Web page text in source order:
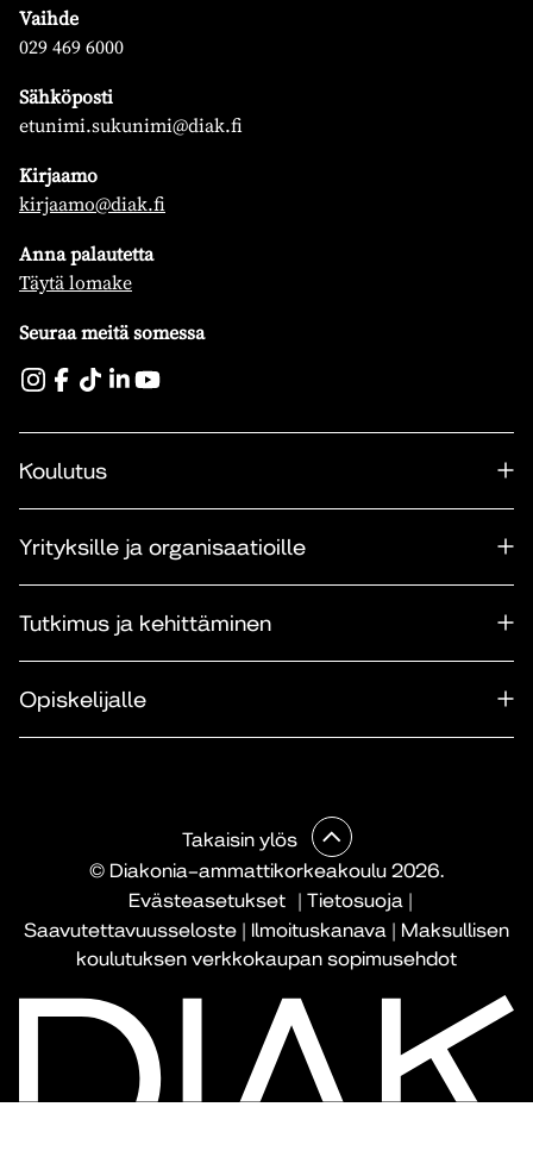
Vaihde
029 469 6000
Sähköposti
etunimi.sukunimi@diak.fi
Kirjaamo
kirjaamo@diak.fi
Anna palautetta
Täytä lomake
Seuraa meitä somessa
Koulutus
Yrityksille ja organisaatioille
Tutkimus ja kehittäminen
Opiskelijalle
© Diakonia–ammattikorkeakoulu 2026.
Evästeasetukset
| Tietosuoja|
Saavutettavuusseloste | Ilmoituskanava | Maksullisen
koulutuksen verkkokaupan sopimusehdot
Takaisin ylös